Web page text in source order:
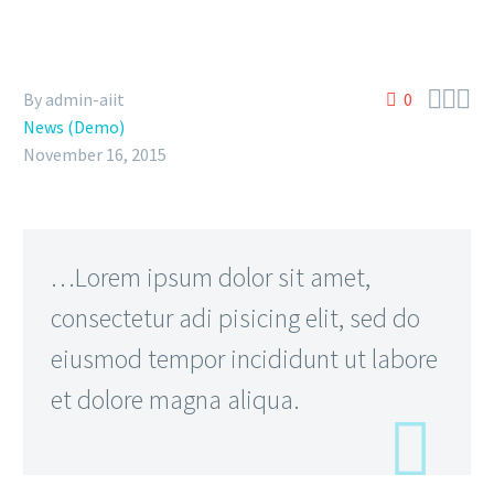
0 
By admin-aiit
News (Demo)
November 16, 2015
…Lorem ipsum dolor sit amet,
consectetur adi pisicing elit, sed do
eiusmod tempor incididunt ut labore
et dolore magna aliqua.